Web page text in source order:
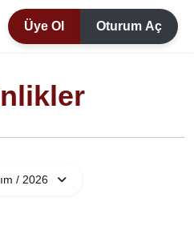
Üye Ol Oturum Aç
/ 2026